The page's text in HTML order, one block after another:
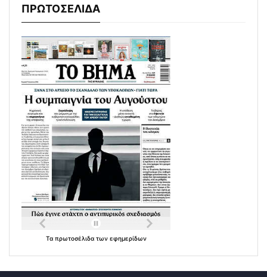
ΠΡΩΤΟΣΕΛΙΔΑ
Τα πρωτοσέλιδα των εφημερίδων